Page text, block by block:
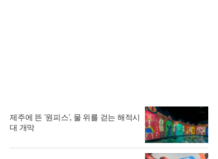
제주에 뜬 '원피스', 물 위를 걷는 해적시
대 개막